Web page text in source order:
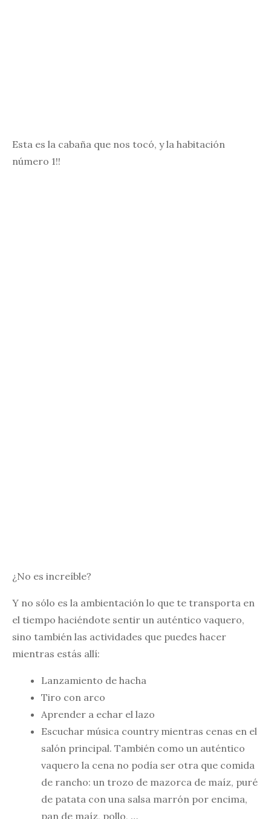
Esta es la cabaña que nos tocó, y la habitación
número 1!!
¿No es increíble?
Y no sólo es la ambientación lo que te transporta en
el tiempo haciéndote sentir un auténtico vaquero,
sino también las actividades que puedes hacer
mientras estás allí:
Lanzamiento de hacha
Tiro con arco
Aprender a echar el lazo
Escuchar música country mientras cenas en el
salón principal. También como un auténtico
vaquero la cena no podía ser otra que comida
de rancho: un trozo de mazorca de maíz, puré
de patata con una salsa marrón por encima,
pan de maíz, pollo, …